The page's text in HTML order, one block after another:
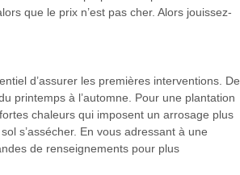
que le prix n’est pas cher. Alors jouissez-
d’assurer les premières interventions. De
printemps à l’automne. Pour une plantation
chaleurs qui imposent un arrosage plus
s’assécher. En vous adressant à une
de renseignements pour plus